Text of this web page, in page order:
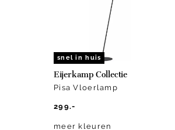
snel in huis
Eijerkamp Collectie
Pisa Vloerlamp
299.-
meer kleuren